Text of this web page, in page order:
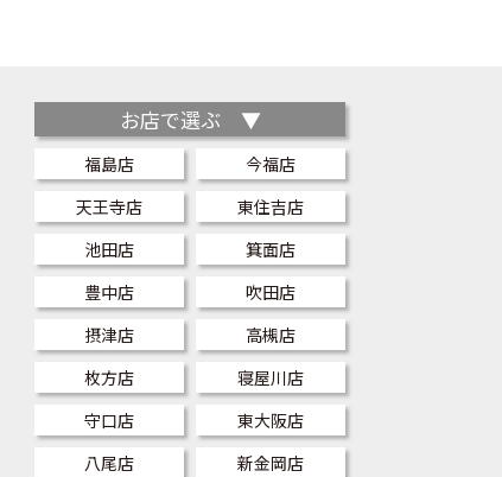
お店で選ぶ ▼
福島店
今福店
天王寺店
東住吉店
池田店
箕面店
豊中店
吹田店
摂津店
高槻店
枚方店
寝屋川店
守口店
東大阪店
八尾店
新金岡店